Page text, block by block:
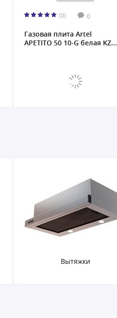
(0) 0
Газовая плита Artel
APETITO 50 10-G белая KZ...
Вытяжки